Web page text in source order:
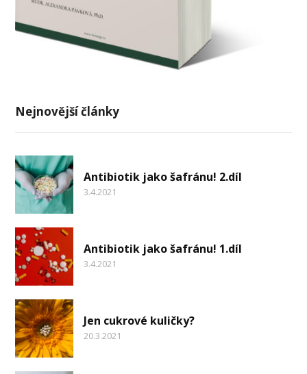
Nejnovější články
Antibiotik jako šafránu! 2.díl
3.4.2021
Antibiotik jako šafránu! 1.díl
3.4.2021
Jen cukrové kuličky?
20.3.2021